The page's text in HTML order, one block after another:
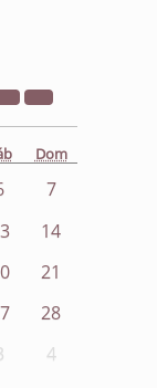
Dom
7
14
21
28
4